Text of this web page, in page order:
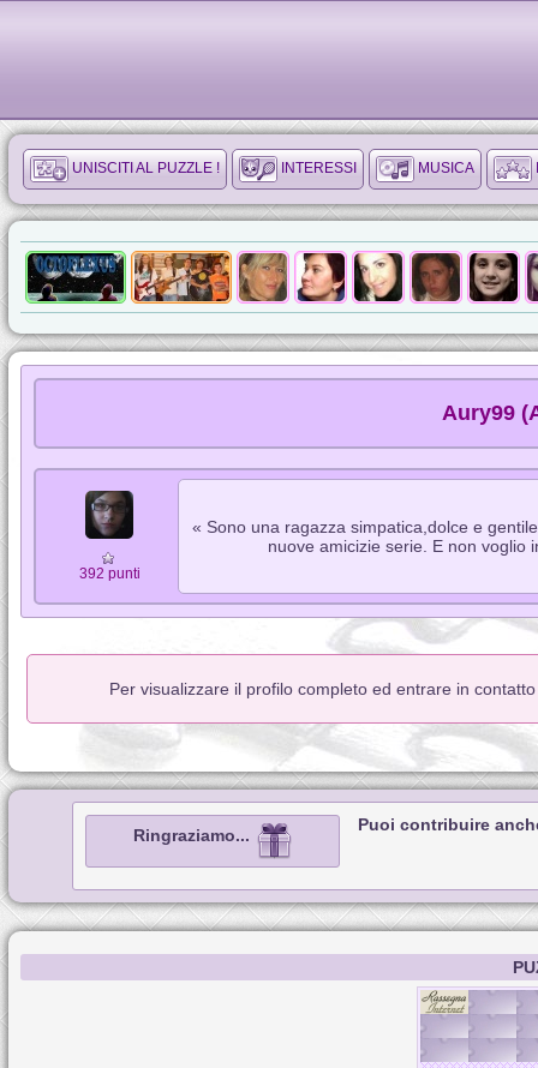
UNISCITI AL PUZZLE ! INTERESSI MUSICA
Aury99
392 punti
« Sono una ragazza simpatica,dolce e
nuove amicizie serie. E non voglio
Per visualizzare il profilo completo ed entrare in
Ringraziamo...
Puoi contribuire